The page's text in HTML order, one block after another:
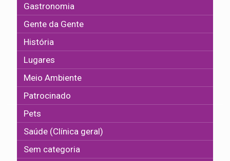
Gastronomia
Gente da Gente
História
Lugares
Meio Ambiente
Patrocinado
Pets
Saúde (Clínica geral)
Sem categoria